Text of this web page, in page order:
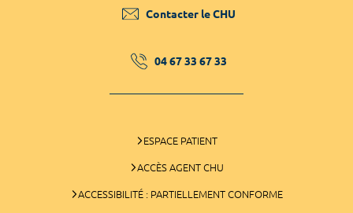
Contacter le CHU
04 67 33 67 33
ESPACE PATIENT
ACCÈS AGENT CHU
ACCESSIBILITÉ : PARTIELLEMENT CONFORME